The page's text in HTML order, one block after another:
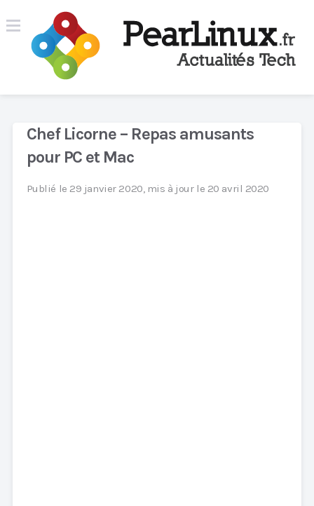
Chef Licorne – Repas amusants
pour PC et Mac
Publié le 29 janvier 2020, mis à jour le 20 avril 2020